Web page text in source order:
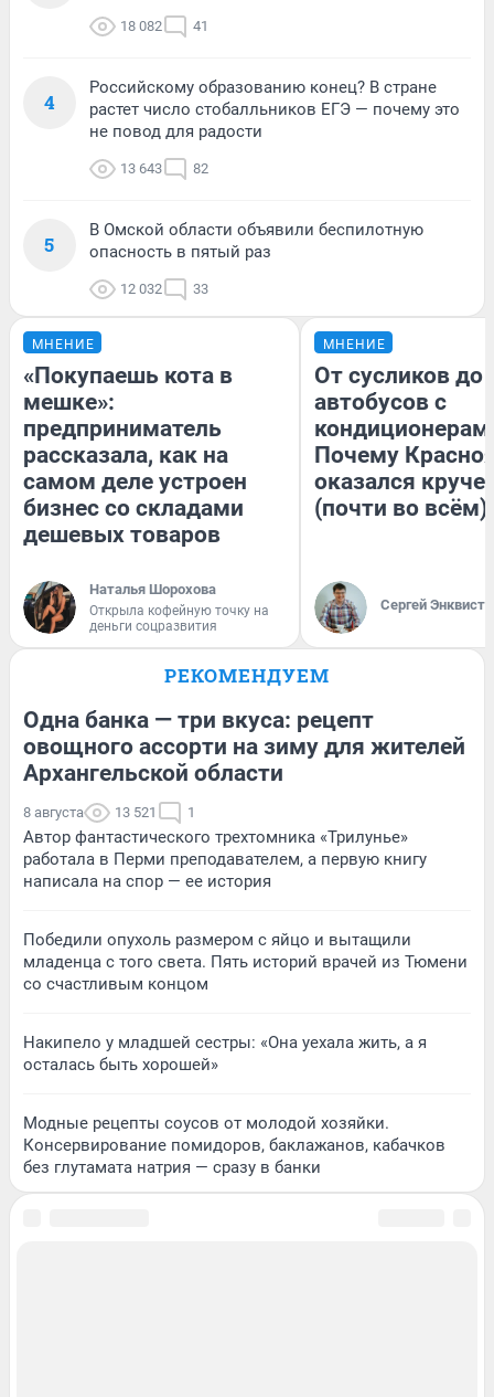
18 082 41
4
Российскому образованию конец? В стране
растет число стобалльников ЕГЭ — почему это
не повод для радости
13 643 82
5
В Омской области объявили беспилотную
опасность в пятый раз
12 032 33
МНЕНИЕ
«Покупаешь кота в
мешке»:
предприниматель
рассказала, как на
самом деле устроен
бизнес со складами
дешевых товаров
Наталья Шорохова
Открыла кофейную точку на
деньги соцразвития
МНЕНИЕ
От сусликов до
автобусов с
Почему
оказался
(почти во всём)
Сергей Энквист
РЕКОМЕНДУЕМ
Одна банка — три вкуса: рецепт
овощного ассорти на зиму для жителей
Архангельской области
8 августа 13 521 1
Автор фантастического трехтомника «Трилунье»
работала в Перми преподавателем, а первую книгу
написала на спор — ее история
Победили опухоль размером с яйцо и вытащили
младенца с того света. Пять историй врачей из Тюмени
со счастливым концом
Накипело у младшей сестры: «Она уехала жить, а я
осталась быть хорошей»
Модные рецепты соусов от молодой хозяйки.
Консервирование помидоров, баклажанов, кабачков
без глутамата натрия — сразу в банки